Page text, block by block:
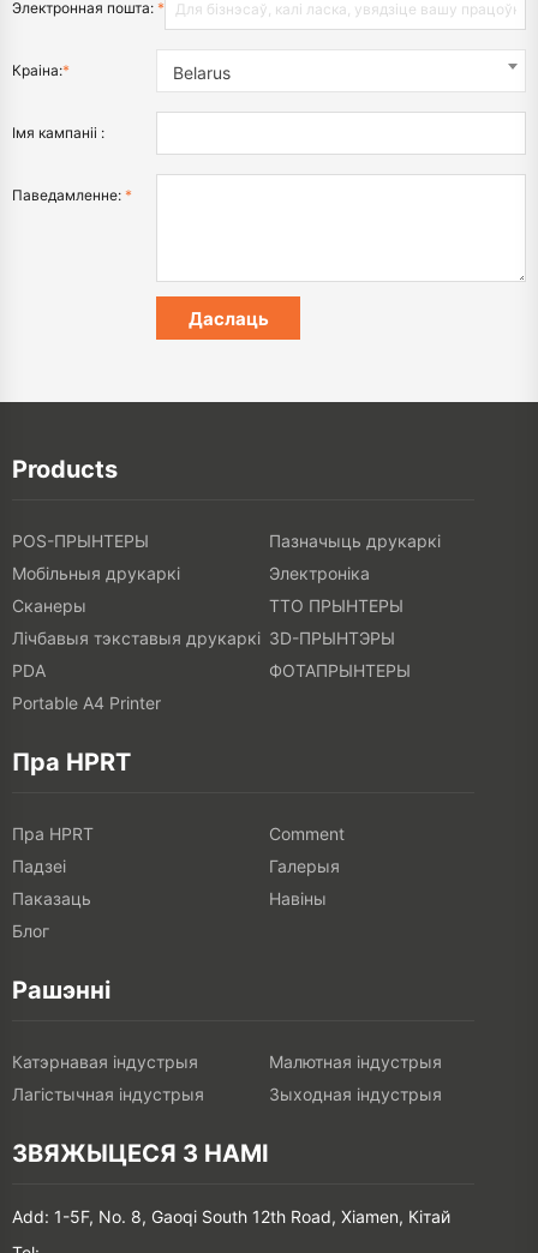
Электронная пошта: *
Краіна:* Belarus
Імя кампаніі :
Паведамленне: *
Products
POS-ПРЫНТЕРЫ
Пазначыць друкаркі
Мобільныя друкаркі
Электроніка
Сканеры
ТТО ПРЫНТЕРЫ
Лічбавыя тэкставыя друкаркі 3D-ПРЫНТЭРЫ
PDA
ФОТАПРЫНТЕРЫ
Portable A4 Printer
Пра HPRT
Пра HPRT
Comment
Падзеі
Галерыя
Паказаць
Навіны
Блог
Рашэнні
Катэрнавая індустрыя
Малютная індустрыя
Лагістычная індустрыя
Зыходная індустрыя
ЗВЯЖЫЦЕСЯ З НАМІ
Add: 1-5F, No. 8, Gaoqi South 12th Road, Xiamen, Кітай